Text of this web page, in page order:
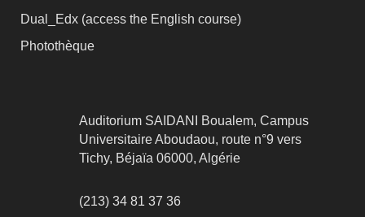
Dual_Edx (access the English course)
Photothèque
Auditorium SAIDANI Boualem, Campus
Universitaire Aboudaou, route n°9 vers
Tichy, Béjaïa 06000, Algérie
(213) 34 81 37 36